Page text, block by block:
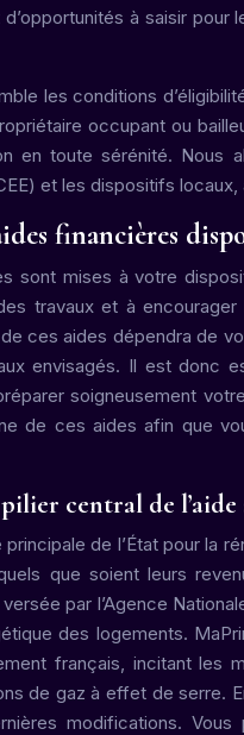
à saisir pour
les conditions
occupant ou
en toute sérénité. Nous
et les dispositifs
financières
sont mises à votre
travaux et à
ces aides dépendra de
envisagés. Il est donc
soigneusement
de ces aides afin que
central de
principale de l’État pour
que soient leurs
par l’Agence
des logements.
français, incitant les
de gaz à effet de serre.
modifications. Vous